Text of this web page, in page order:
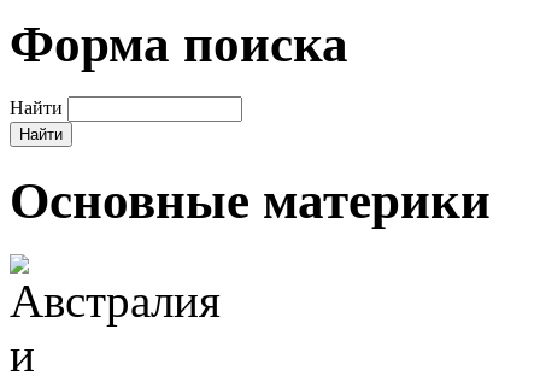
Форма поиска
Найти
Основные материки